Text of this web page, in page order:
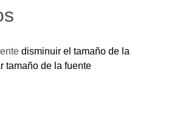
disminuir el tamaño de la
tamaño de la fuente